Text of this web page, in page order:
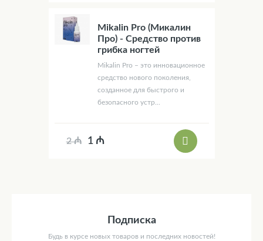
Mikalin Pro (Микалин
Про) - Средство против
грибка ногтей
Mikalin Pro – это инновационное
средство нового поколения,
созданное для быстрого и
безопасного устр...
2 ₼ 1 ₼
Подписка
Будь в курсе новых товаров и последних новостей!